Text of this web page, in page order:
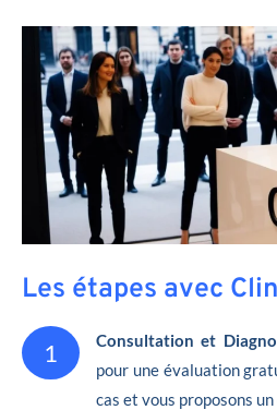
Les étapes avec
1 Consultation et
pour une évaluation
cas et vous proposons